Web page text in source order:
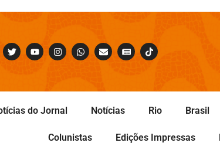
do Jornal Notícias Rio Brasil
Colunistas Edições Impressas